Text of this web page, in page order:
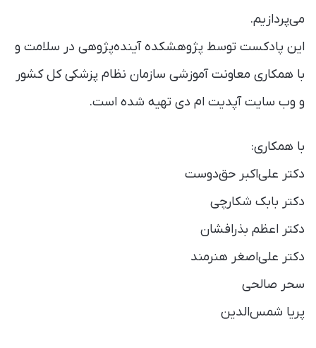
می‌پردازیم.
این پادکست توسط پژوهشکده آینده‌پژوهی در سلامت و
با همکاری معاونت آموزشی سازمان نظام پزشکی کل کشور
و وب سایت آپدیت ام دی تهیه شده است.
با همکاری:
دکتر علی‌اکبر حق‌دوست
دکتر بابک شکارچی
دکتر اعظم بذرافشان
دکتر علی‌اصغر هنرمند
سحر صالحی
پریا شمس‌الدین